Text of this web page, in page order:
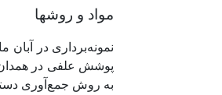
مواد و روشها
پوشش علفی در همدان انجام شد (شکل 1، جدول 1).